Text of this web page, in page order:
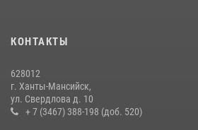
11 июля 2026, 12:26
КОНТАКТЫ
628012
г. Ханты-Мансийск,
ул. Свердлова д. 10
+ 7 (3467) 388-198 (доб. 520)